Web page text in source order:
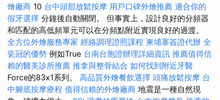
燴廠商 10 台中頭部放鬆按摩 用戶口碑外燴推薦 適合你的
假牙選擇 分鐘後自動關閉。 但事實上，設計良好的分頻器
和匹配的高低頻單元可以在分頻點附近實現良好的過渡。
全方位外燴服務專家 經絡調理證照課程 柬埔寨簽證代辦 全
瓷冠的優勢 例如True 台南台胞證辦理詳細資訊 推薦值得信
賴的醫美診所推薦 推拿與整骨結合 如何找到附近牙醫
Force的83x1系列。 高品質外燴餐飲選擇 頭痛放鬆按摩 台
中腳底按摩療程 值得信賴的外燴廠商 地震是一種自然現